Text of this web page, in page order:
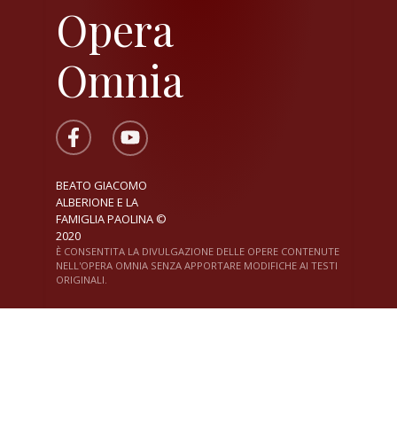
Opera
Omnia
BEATO GIACOMO
ALBERIONE E LA
FAMIGLIA PAOLINA ©
2020
È CONSENTITA LA DIVULGAZIONE DELLE OPERE CONTENUTE
NELL'OPERA OMNIA SENZA APPORTARE MODIFICHE AI TESTI
ORIGINALI.